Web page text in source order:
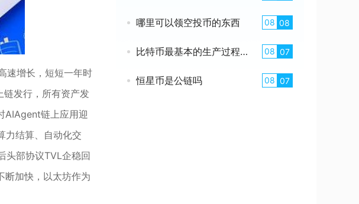
速增长，短短一年时
链发行，所有资产发
AIAgent链上应用迎
力结算、自动化交
头部协议TVL企稳回
断加快，以太坊作为
哪里可以领空投币的东西 08 08
比特币最基本的生产过程是什么 08 07
恒星币是公链吗 08 07